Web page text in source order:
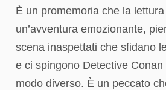
È un promemoria che la
un’avventura emozionante,
scena inaspettati che sfidano
e ci spingono Detective
modo diverso. È un peccato